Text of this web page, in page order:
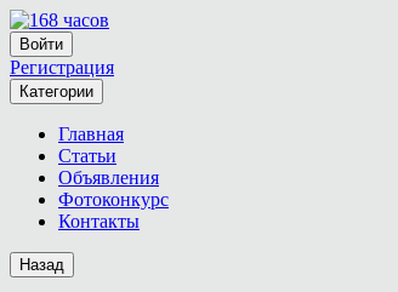
Войти
Регистрация
Категории
Главная
Статьи
Объявления
Фотоконкурс
Контакты
Назад